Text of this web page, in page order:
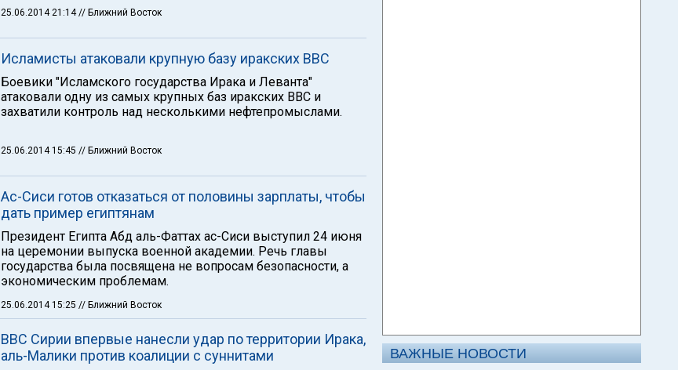
25.06.2014 21:14// Ближний Восток
Исламисты атаковали крупную базу иракских ВВС
Боевики "Исламского государства Ирака и Леванта"
атаковали одну из самых крупных баз иракских ВВС и
захватили контроль над несколькими нефтепромыслами.
25.06.2014 15:45 // Ближний Восток
Ас-Сиси готов отказаться от половины зарплаты, чтобы
дать пример египтянам
Президент Египта Абд аль-Фаттах ас-Сиси выступил 24 июня
на церемонии выпуска военной академии. Речь главы
государства была посвящена не вопросам безопасности, а
экономическим проблемам.
25.06.2014 15:25 // Ближний Восток
ВВС Сирии впервые нанесли удар по территории Ирака,
аль-Малики против коалиции с суннитами
ВАЖНЫЕ НОВОСТИ